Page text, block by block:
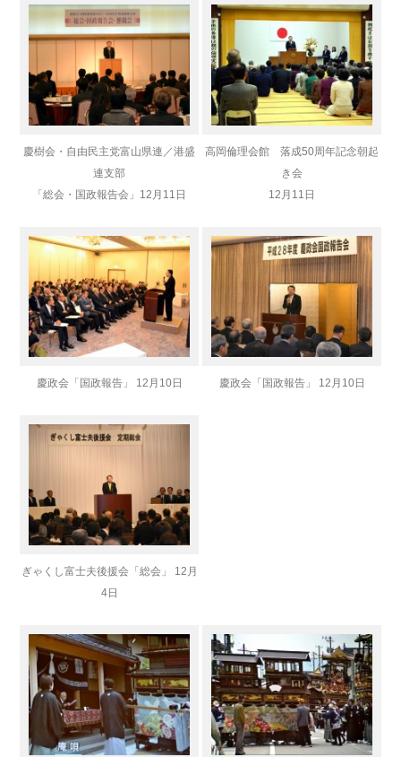
慶樹会・自由民主党富山県連／港盛
連支部
「総会・国政報告会」12月11日
高岡倫理会館 落成50周年記念朝起
き会
12月11日
慶政会「国政報告」 12月10日 慶政会「国政報告」 12月10日
ぎゃくし富士夫後援会「総会」 12月
4日